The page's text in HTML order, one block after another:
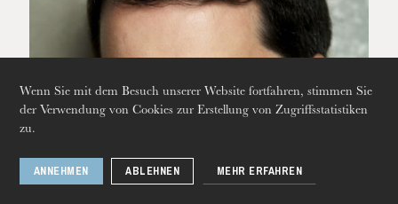
Wenn Sie mit dem Besuch unserer Website fortfahren, stimmen Sie
der Verwendung von Cookies zur Erstellung von Zugriffsstatistiken
zu.
ANNEHMEN ABLEHNEN MEHR ERFAHREN